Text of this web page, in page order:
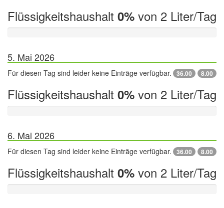
Flüssigkeitshaushalt 0% von 2 Liter/Tag
5. Mai 2026
36.00 8.00
Für diesen Tag sind leider keine Einträge verfügbar.
Flüssigkeitshaushalt 0% von 2 Liter/Tag
6. Mai 2026
36.00 8.00
Für diesen Tag sind leider keine Einträge verfügbar.
Flüssigkeitshaushalt 0% von 2 Liter/Tag